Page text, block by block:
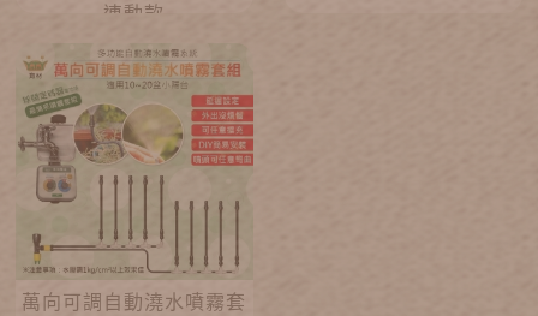
連動款
萬向可調自動澆水噴霧套